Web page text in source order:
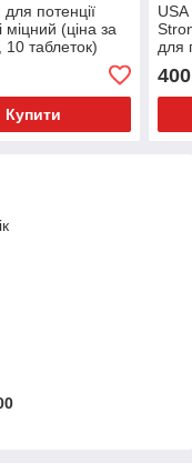
потенції
міцний (ціна за
10 таблеток)
Купити
для
400